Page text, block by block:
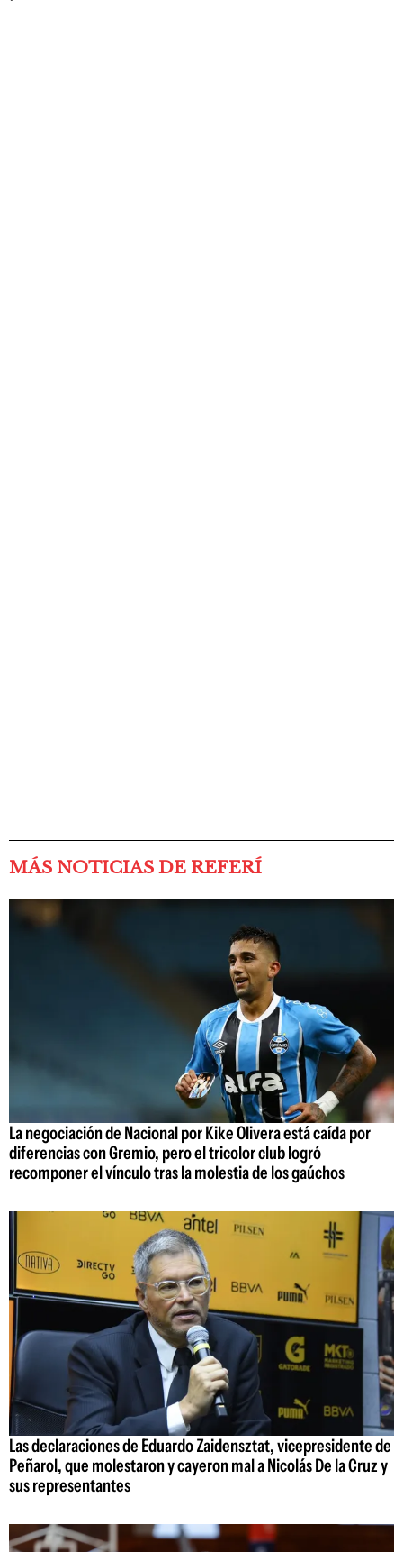
MÁS NOTICIAS DE REFERÍ
La negociación de Nacional por Kike Olivera está caída por
diferencias con Gremio, pero el tricolor club logró
recomponer el vínculo tras la molestia de los gaúchos
Las declaraciones de Eduardo Zaidensztat, vicepresidente de
Peñarol, que molestaron y cayeron mal a Nicolás De la Cruz y
sus representantes